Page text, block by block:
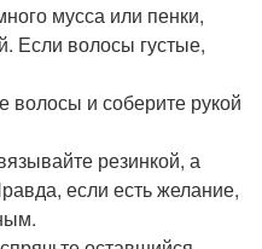
мусса или пенки,
Если волосы густые,
волосы и соберите рукой
резинкой, а
если есть желание,